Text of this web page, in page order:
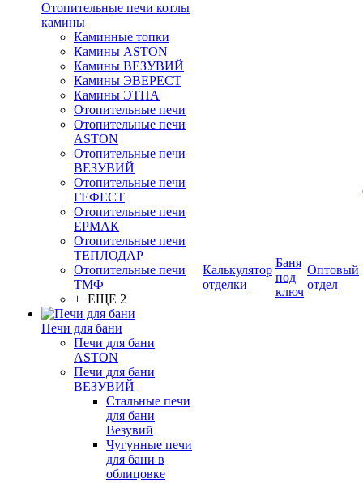
Отопительные печи котлы
камины
Каминные топки
Камины ASTON
Камины ВЕЗУВИЙ
Камины ЭВЕРЕСТ
Камины ЭТНА
Отопительные печи
Отопительные печи
ASTON
Отопительные печи
ВЕЗУВИЙ
Отопительные печи
ГЕФЕСТ
Отопительные печи
ЕРМАК
Отопительные печи
ТЕПЛОДАР
Отопительные печи
ТМФ
+ ЕЩЕ 2
Печи для бани
Печи для бани
ASTON
Печи для бани
ВЕЗУВИЙ
Стальные печи
для бани
Везувий
Чугунные печи
для бани в
облицовке
Калькулятор
отделки
Баня
под
ключ
Оптовый
отдел